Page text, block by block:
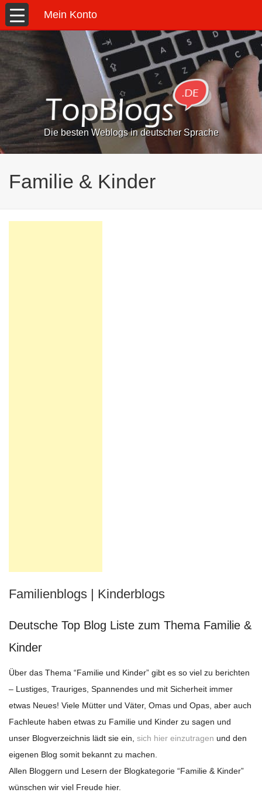
Mein Konto
Die besten Weblogs in deutscher Sprache
Familie & Kinder
Familienblogs | Kinderblogs
Deutsche Top Blog Liste zum Thema Familie &
Kinder
Über das Thema “Familie und Kinder” gibt es so viel zu berichten
– Lustiges, Trauriges, Spannendes und mit Sicherheit immer
etwas Neues! Viele Mütter und Väter, Omas und Opas, aber auch
Fachleute haben etwas zu Familie und Kinder zu sagen und
unser Blogverzeichnis lädt sie ein, sich hier einzutragen und den
eigenen Blog somit bekannt zu machen.
Allen Bloggern und Lesern der Blogkategorie “Familie & Kinder”
wünschen wir viel Freude hier.